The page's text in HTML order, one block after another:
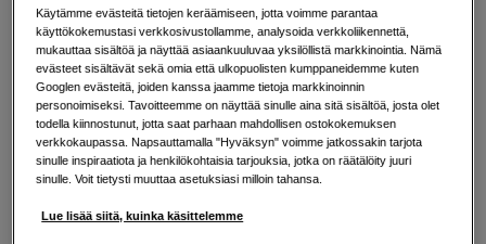
Maksa Svea-erämaksulla
Esimerkki: 36 kk, 92 EUR/kk, yhteensä 3 317 EUR, todellinen vuosikorko
19,07 %
Avausmaksu 5 EUR, laskutusmaksu 0 EUR/kk lisäksi
saada maksuhäiriömerkinnän. Se voi vaikeuttaa asunnon vuokraamista,
Käytämme evästeitä tietojen keräämiseen, jotta voimme parantaa
käyttökokemustasi verkkosivustollamme, analysoida verkkoliikennettä,
mukauttaa sisältöä ja näyttää asiaankuuluvaa yksilöllistä markkinointia. Nämä
evästeet sisältävät sekä omia että ulkopuolisten kumppaneidemme kuten
Googlen evästeitä, joiden kanssa jaamme tietoja markkinoinnin
personoimiseksi. Tavoitteemme on näyttää sinulle aina sitä sisältöä, josta olet
todella kiinnostunut, jotta saat parhaan mahdollisen ostokokemuksen
verkkokaupassa. Napsauttamalla "Hyväksyn" voimme jatkossakin tarjota
sinulle inspiraatiota ja henkilökohtaisia tarjouksia, jotka on räätälöity juuri
sinulle. Voit tietysti muuttaa asetuksiasi milloin tahansa.
Lue lisää siitä, kuinka käsittelemme